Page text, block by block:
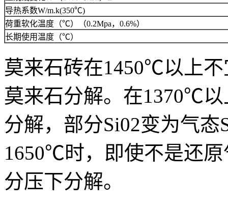
导热系数W/m.k(350℃)
荷重软化温度（℃）（0.2Mpa，0.6%）
长期使用温度（℃）
莫来石砖在1450℃以上
莫来石分解。在1370℃
分解，部分Si02变为气
1650℃时，即使不是还
分压下分解。